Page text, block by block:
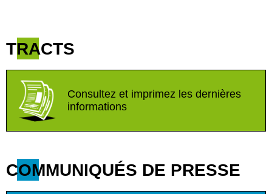
TRACTS
Consultez et imprimez les dernières
informations
COMMUNIQUÉS DE PRESSE